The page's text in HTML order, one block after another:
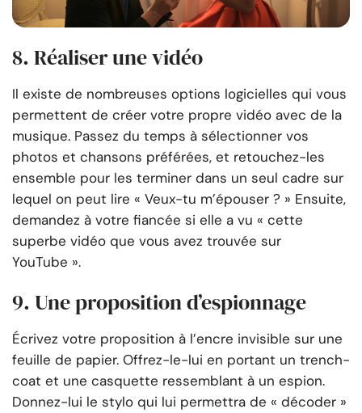
8. Réaliser une vidéo
Il existe de nombreuses options logicielles qui vous
permettent de créer votre propre vidéo avec de la
musique. Passez du temps à sélectionner vos
photos et chansons préférées, et retouchez-les
ensemble pour les terminer dans un seul cadre sur
lequel on peut lire « Veux-tu m’épouser ? » Ensuite,
demandez à votre fiancée si elle a vu « cette
superbe vidéo que vous avez trouvée sur
YouTube ».
9. Une proposition d’espionnage
Écrivez votre proposition à l’encre invisible sur une
feuille de papier. Offrez-le-lui en portant un trench-
coat et une casquette ressemblant à un espion.
Donnez-lui le stylo qui lui permettra de « décoder »